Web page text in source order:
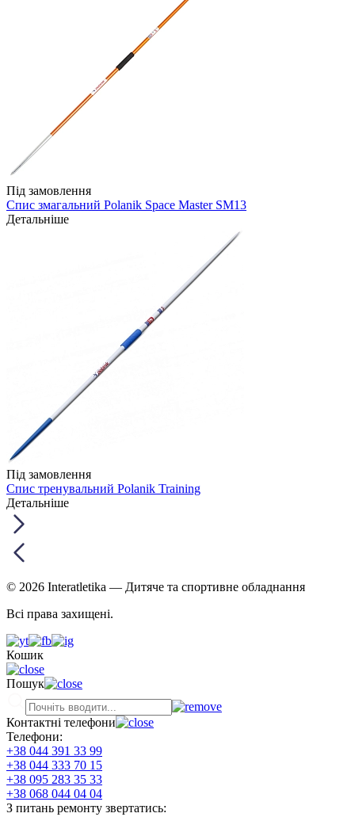
Під замовлення
Спис змагальний Polanik Space Master SM13
Детальніше
Під замовлення
Спис тренувальний Polanik Training
Детальніше
© 2026 Interatletika — Дитяче та спортивне обладнання
Всі права захищені.
Кошик
Пошук
Контактні телефони
Телефони:
+38 044 391 33 99
+38 044 333 70 15
+38 095 283 35 33
+38 068 044 04 04
З питань ремонту звертатись: